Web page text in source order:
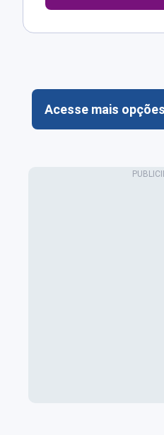
Acesse mais